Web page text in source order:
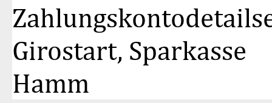
auf
100
Girostart, Sparkasse
Hamm